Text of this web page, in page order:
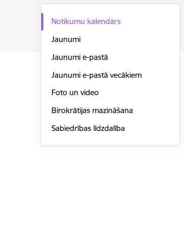
Notikumu kalendārs
Jaunumi
Jaunumi e-pastā
Jaunumi e-pastā vecākiem
Foto un video
Birokrātijas mazināšana
Sabiedrības līdzdalība